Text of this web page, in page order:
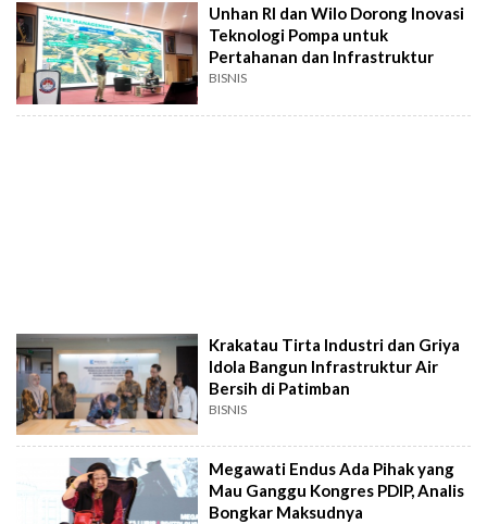
Unhan RI dan Wilo Dorong Inovasi
Teknologi Pompa untuk
Pertahanan dan Infrastruktur
BISNIS
Krakatau Tirta Industri dan Griya
Idola Bangun Infrastruktur Air
Bersih di Patimban
BISNIS
Megawati Endus Ada Pihak yang
Mau Ganggu Kongres PDIP, Analis
Bongkar Maksudnya